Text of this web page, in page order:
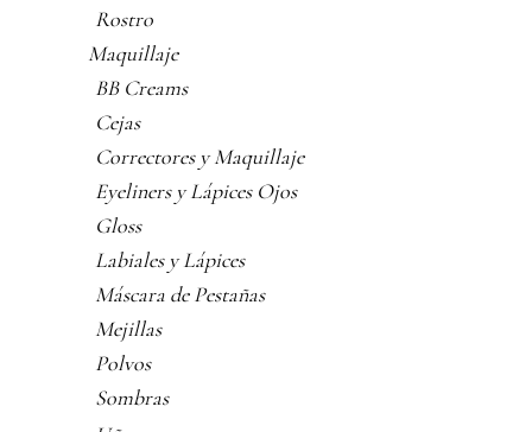
Rostro
Maquillaje
BB Creams
Cejas
Correctores y Maquillaje
Eyeliners y Lápices Ojos
Gloss
Labiales y Lápices
Máscara de Pestañas
Mejillas
Polvos
Sombras